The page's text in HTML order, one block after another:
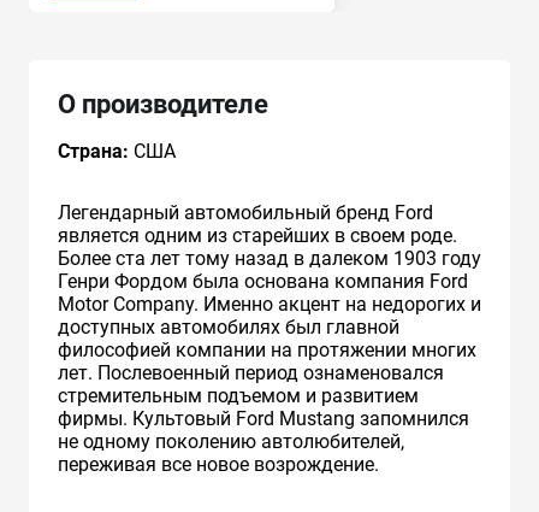
О производителе
Страна: США
Легендарный автомобильный бренд Ford
является одним из старейших в своем роде.
Более ста лет тому назад в далеком 1903 году
Генри Фордом была основана компания Ford
Motor Company. Именно акцент на недорогих и
доступных автомобилях был главной
философией компании на протяжении многих
лет. Послевоенный период ознаменовался
стремительным подъемом и развитием
фирмы. Культовый Ford Mustang запомнился
не одному поколению автолюбителей,
переживая все новое возрождение.